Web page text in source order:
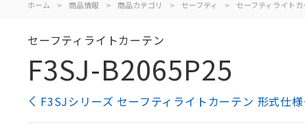
ホーム > 商品情報 > 商品カテゴリ > セーフティ > セーフティライト
セーフティライトカーテン
F3SJ-B2065P25
F3SJシリーズ セーフティライトカーテン 形式仕